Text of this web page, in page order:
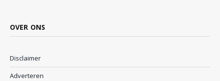
OVER ONS
Disclaimer
Adverteren